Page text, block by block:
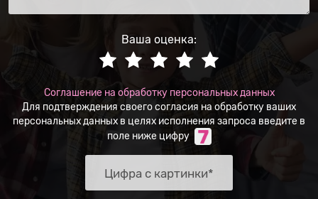
Ваша оценка:
Соглашение на обработку персональных данных
Для подтверждения своего согласия на обработку ваших
персональных данных в целях исполнения запроса введите в
поле ниже цифру